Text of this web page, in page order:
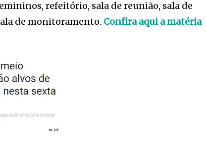
refeitório, sala de reunião, sala de
de monitoramento. Confira aqui a matéria